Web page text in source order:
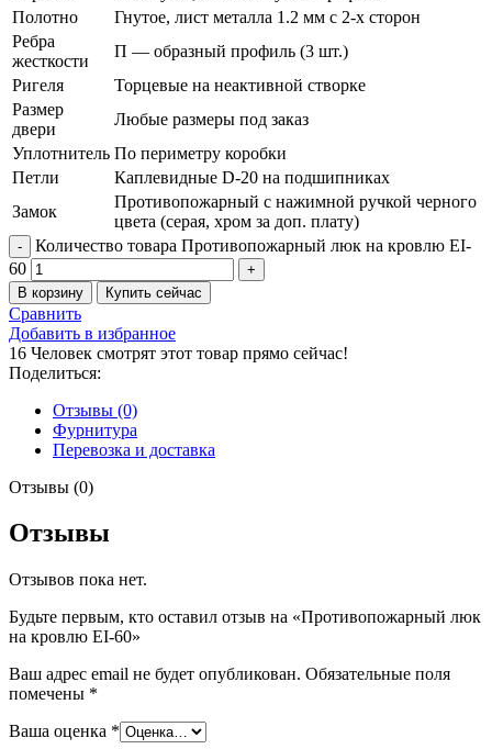
Полотно
Гнутое, лист металла 1.2 мм с 2-х сторон
Ребра
жесткости
П — образный профиль (3 шт.)
Ригеля
Торцевые на неактивной створке
Размер
двери
Любые размеры под заказ
Уплотнитель По периметру коробки
Петли
Каплевидные D-20 на подшипниках
Замок
Противопожарный с нажимной ручкой черного
цвета (серая, хром за доп. плату)
Количество товара Противопожарный люк на кровлю EI-
60
В корзину Купить сейчас
Сравнить
Добавить в избранное
16 Человек смотрят этот товар прямо сейчас!
Поделиться:
Отзывы (0)
Фурнитура
Перевозка и доставка
Отзывы (0)
Отзывы
Отзывов пока нет.
Будьте первым, кто оставил отзыв на «Противопожарный люк
на кровлю EI-60»
Ваш адрес email не будет опубликован. Обязательные поля
помечены *
Ваша оценка *